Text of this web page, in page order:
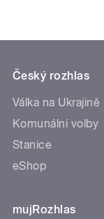
Český rozhlas
Válka na Ukrajině
Komunální volby
Stanice
eShop
mujRozhlas